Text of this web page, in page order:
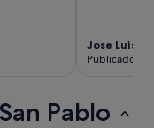
Jose Luis
Publicado
Pablo